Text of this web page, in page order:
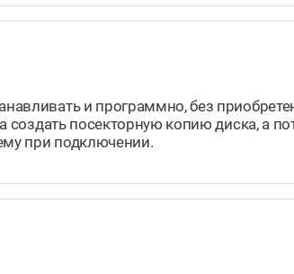
и программно, без
посекторную копию диска, а
при подключении.